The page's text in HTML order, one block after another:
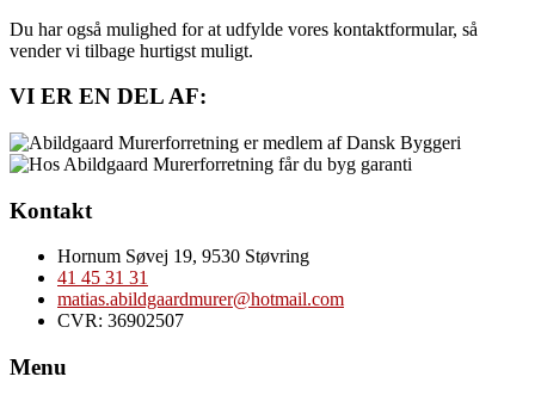
Du har også mulighed for at udfylde vores kontaktformular, så
vender vi tilbage hurtigst muligt.
VI ER EN DEL AF:
Kontakt
Hornum Søvej 19, 9530 Støvring
41 45 31 31
matias.abildgaardmurer@hotmail.com
CVR: 36902507
Menu